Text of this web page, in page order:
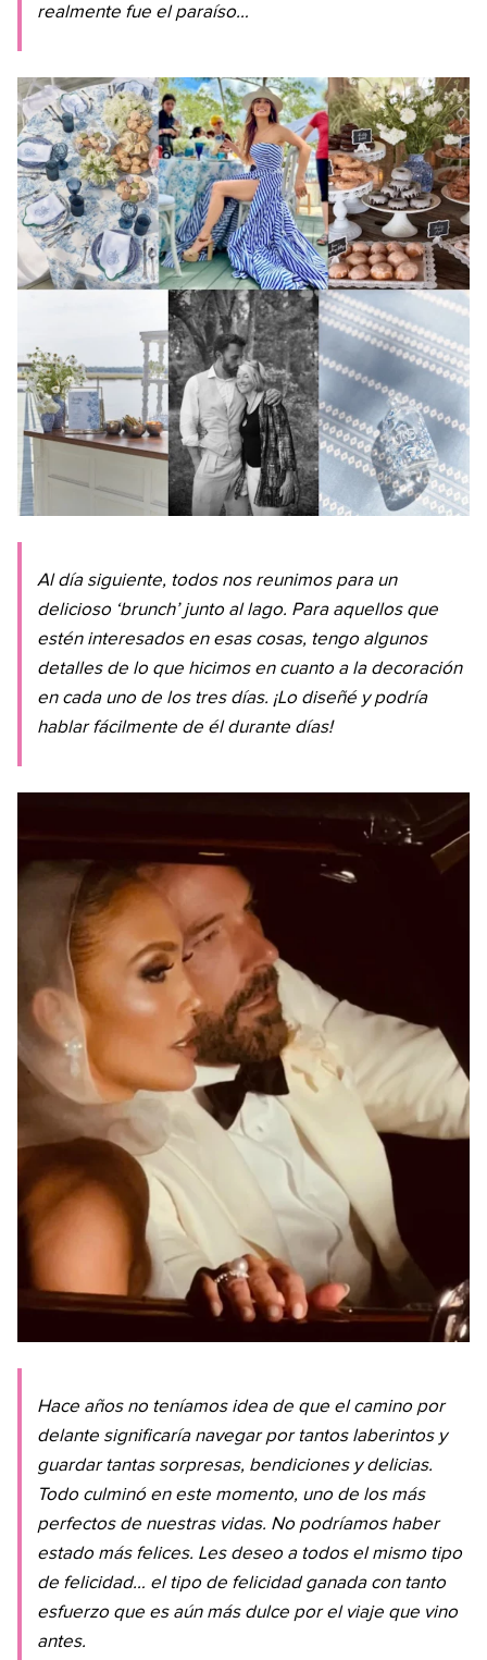
realmente fue el paraíso…
Al día siguiente, todos nos reunimos para un
delicioso ‘brunch’ junto al lago. Para aquellos que
estén interesados ​​en esas cosas, tengo algunos
detalles de lo que hicimos en cuanto a la decoración
en cada uno de los tres días. ¡Lo diseñé y podría
hablar fácilmente de él durante días!
Hace años no teníamos idea de que el camino por
delante significaría navegar por tantos laberintos y
guardar tantas sorpresas, bendiciones y delicias.
Todo culminó en este momento, uno de los más
perfectos de nuestras vidas. No podríamos haber
estado más felices. Les deseo a todos el mismo tipo
de felicidad… el tipo de felicidad ganada con tanto
esfuerzo que es aún más dulce por el viaje que vino
antes.